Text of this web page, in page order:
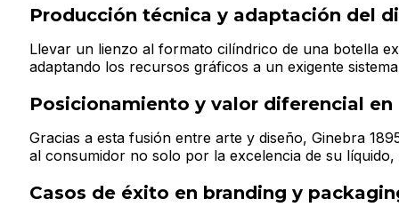
Producción técnica y adaptación del
Llevar un lienzo al formato cilíndrico de una botella
adaptando los recursos gráficos a un exigente
Posicionamiento y valor diferencial
Gracias a esta fusión entre arte y diseño, Ginebra
al consumidor no solo por la excelencia de su
Casos de éxito en branding y